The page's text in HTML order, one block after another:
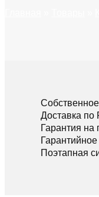
Доставка по
Гарантия на
Поэтапная